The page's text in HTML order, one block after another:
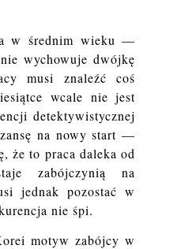
w średnim wieku —
wychowuje dwójkę
musi znaleźć coś
wcale nie jest
detektywistycznej
na nowy start —
że to praca daleka od
zabójczynią na
jednak pozostać w
nie śpi.
motyw zabójcy w